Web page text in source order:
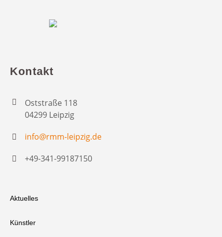
Kontakt
Oststraße 118
04299 Leipzig
info@rmm-leipzig.de
+49-341-99187150
Aktuelles
Künstler